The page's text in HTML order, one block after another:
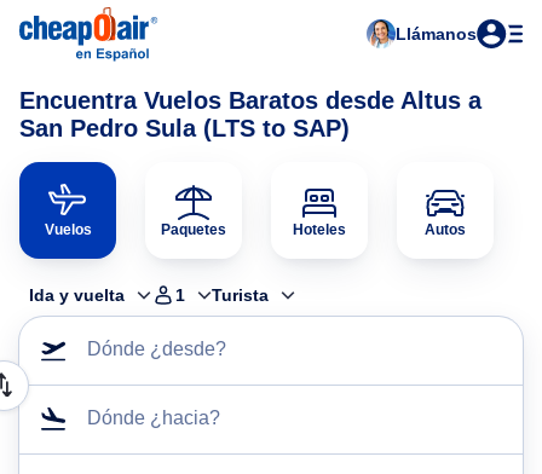
Llámanos
Encuentra Vuelos Baratos desde Altus a
San Pedro Sula (LTS to SAP)
Vuelos Paquetes Hoteles Autos
Ida y vuelta 1 Turista
Dónde ¿desde?
Dónde ¿hacia?